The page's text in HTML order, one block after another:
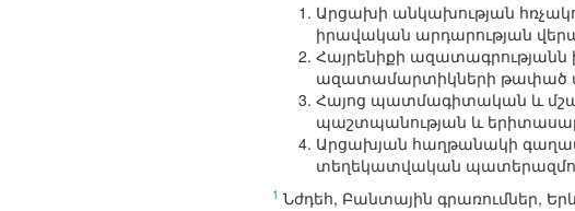
Արցախի անկախության
իրավական արդարության
Հայրենիքի ազատագրությանն
ազատամարտիկների թափած
Հայոց պատմագիտական և
պաշտպանության և
Արցախյան հաղթանակի
տեղեկատվական
1 Նժդեհ, Բանտային գրառումներ,